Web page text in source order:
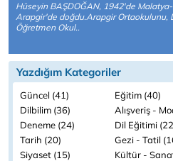
Hüseyin BAŞDOĞAN, 1942'de Malatya-
Arapgir'de doğdu.Arapgir Ortaokulunu,
Öğretmen Okul..
Yazdığım Kategoriler
Güncel (41)
Eğitim (40)
Dilbilim (36)
Alışveriş -
Deneme (24)
Dil Eğitimi
Tarih (20)
Gezi - Tatil
Siyaset (15)
Kültür -